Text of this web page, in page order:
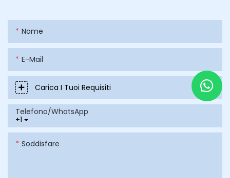
Nome
E-Mail
Carica I Tuoi Requisiti
+1
Telefono/WhatsApp
Soddisfare